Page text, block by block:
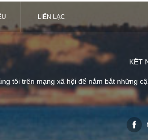
LIÊN LẠC
KẾT
tôi trên mạng xã hội để nắm bắt những